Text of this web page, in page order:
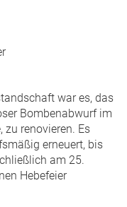
war es, das
Bombenabwurf im
renovieren. Es
erneuert, bis
am 25.
Hebefeier